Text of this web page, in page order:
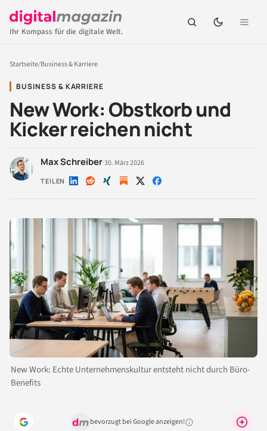
Ihr Kompass für die digitale Welt.
Startseite/Business & Karriere
BUSINESS & KARRIERE
New Work: Obstkorb und
Kicker reichen nicht
Max Schreiber·30. März 2026
TEILEN Auf Auf Auf Auf Auf
New Work: Echte Unternehmenskultur entsteht nicht durch Büro-
Benefits
bevorzugt bei Google anzeigen!Warum lohnt sich das?